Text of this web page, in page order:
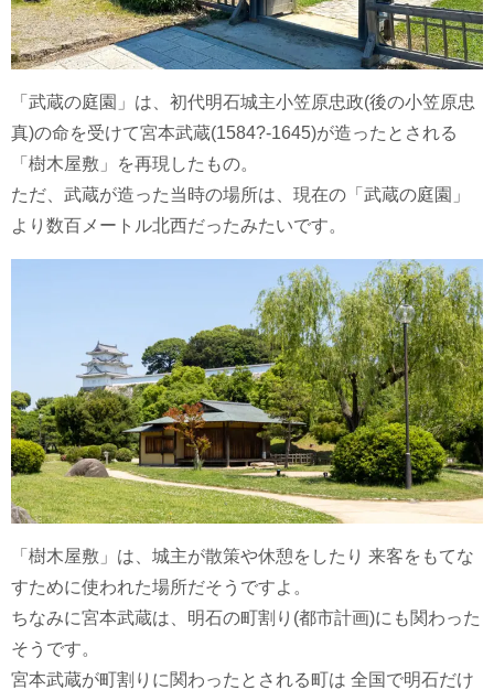
「武蔵の庭園」は、初代明石城主小笠原忠政(後の小笠原忠
真)の命を受けて宮本武蔵(1584?-1645)が造ったとされる
「樹木屋敷」を再現したもの。
ただ、武蔵が造った当時の場所は、現在の「武蔵の庭園」
より数百メートル北西だったみたいです。
「樹木屋敷」は、城主が散策や休憩をしたり 来客をもてな
すために使われた場所だそうですよ。
ちなみに宮本武蔵は、明石の町割り(都市計画)にも関わった
そうです。
宮本武蔵が町割りに関わったとされる町は 全国で明石だけ